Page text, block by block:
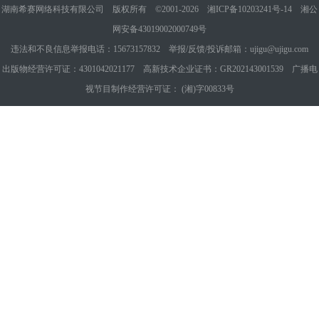
湖南希赛网络科技有限公司 版权所有 ©2001-2026 湘ICP备10203241号-14
湘公
网安备43019002000749号
违法和不良信息举报电话：15673157832 举报/反馈/投诉邮箱：ujigu@ujigu.com
出版物经营许可证：4301042021177 高新技术企业证书：GR202143001539 广播电
视节目制作经营许可证： (湘)字00833号